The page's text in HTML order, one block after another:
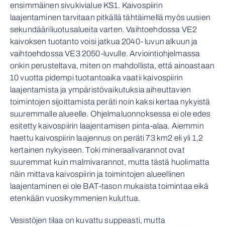
ensimmäinen sivukivialue KS1. Kaivospiirin
laajentaminen tarvitaan pitkällä tähtäimellä myös uusien
sekundääriliuotusalueita varten. Vaihtoehdossa VE2
kaivoksen tuotanto voisi jatkua 2040- luvun alkuun ja
vaihtoehdossa VE3 2050-luvulle. Arviointiohjelmassa
onkin perusteltava, miten on mahdollista, että ainoastaan
10 vuotta pidempi tuotantoaika vaatii kaivospiirin
laajentamista ja ympäristövaikutuksia aiheuttavien
toimintojen sijoittamista peräti noin kaksi kertaa nykyistä
suuremmalle alueelle. Ohjelmaluonnoksessa ei ole edes
esitetty kaivospiirin laajentamisen pinta-alaa. Aiemmin
haettu kaivospiirin laajennus on peräti 73 km2 eli yli 1,2
kertainen nykyiseen. Toki mineraalivarannot ovat
suuremmat kuin malmivarannot, mutta tästä huolimatta
näin mittava kaivospiirin ja toimintojen alueellinen
laajentaminen ei ole BAT-tason mukaista toimintaa eikä
etenkään vuosikymmenien kuluttua.
Vesistöjen tilaa on kuvattu suppeasti, mutta